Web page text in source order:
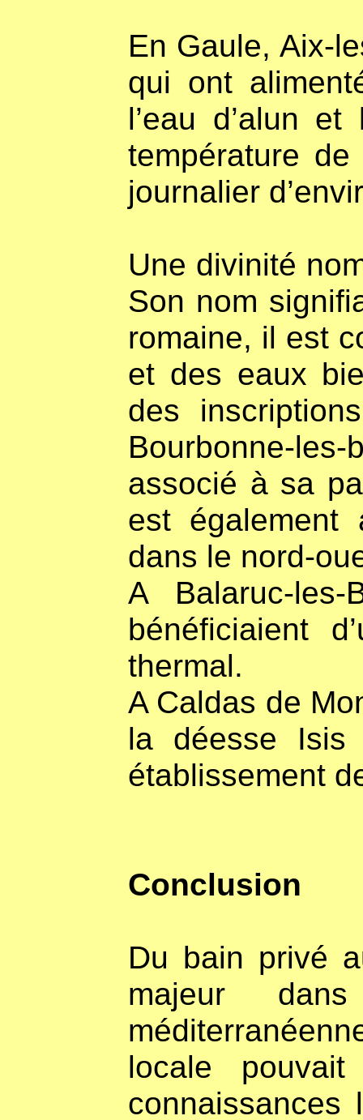
En Gaule, Aix-
qui ont
l’eau d’alun
température
journalier
Une divinité
Son nom
romaine, il est
et des eaux
des
Bourbonne-
associé à sa
est également
dans le nord-
A Balaruc-
bénéficiaient
thermal.
A Caldas de
la déesse
établissement
Conclusion
Du bain privé
majeur
locale
connaissances